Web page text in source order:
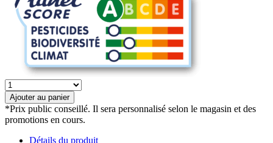
quantité
de
Macaronis
demi-
complets
Ajouter au panier
*Prix public conseillé. Il sera personnalisé selon le magasin et des
promotions en cours.
Détails du produit